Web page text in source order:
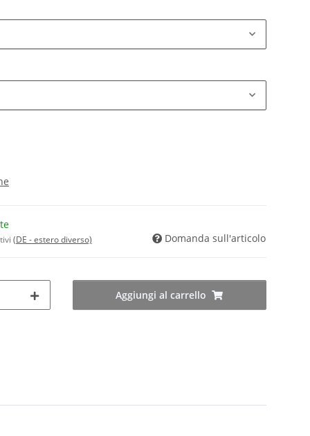
(DE - estero diverso) Domanda sull'articolo
Aggiungi al carrello